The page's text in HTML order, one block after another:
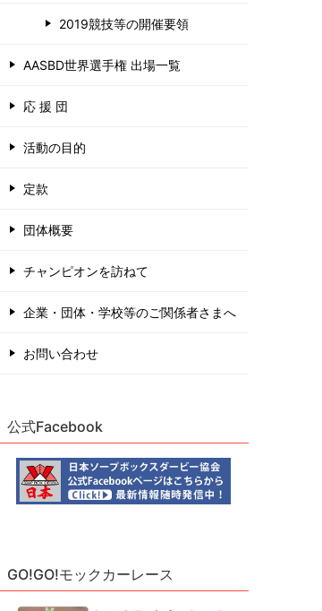
2019競技等の開催要領
AASBD世界選手権 出場一覧
応 援 団
活動の目的
定款
団体概要
チャンピオンを訪ねて
企業・団体・学校等のご関係者さまへ
お問い合わせ
公式Facebook
GO!GO!モックカーレース